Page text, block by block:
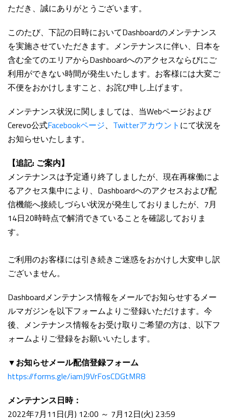
ただき、誠にありがとうございます。
このたび、下記の日時においてDashboardのメンテナンス
を実施させていただきます。メンテナンスに伴い、日本を
含む全てのエリアからDashboardへのアクセスならびにご
利用ができない時間が発生いたします。お客様には大変ご
不便をおかけしますこと、お詫び申し上げます。
メンテナンス状況に関しましては、当Webページおよび
Cerevo公式Facebookページ、 Twitterアカウント にて状況を
お知らせいたします。
【追記: ご案内】
メンテナンスは予定通り終了しましたが、現在再稼働によ
るアクセス集中により、Dashboardへのアクセスおよび配
信機能へ接続しづらい状況が発生しておりましたが、7月
14日20時時点で解消できていることを確認しておりま
す。
ご利用のお客様には引き続きご迷惑をおかけし大変申し訳
ございません。
Dashboardメンテナンス情報をメールでお知らせするメー
ルマガジンを以下フォームよりご登録いただけます。今
後、メンテナンス情報をお受け取りご希望の方は、以下フ
ォームよりご登録をお願いいたします。
▼お知らせメール配信登録フォーム
https://forms.gle/iamJ9VrFosCDGtMR8
メンテナンス日時：
2022年7月11日(月) 12:00 ～ 7月12日(火) 23:59